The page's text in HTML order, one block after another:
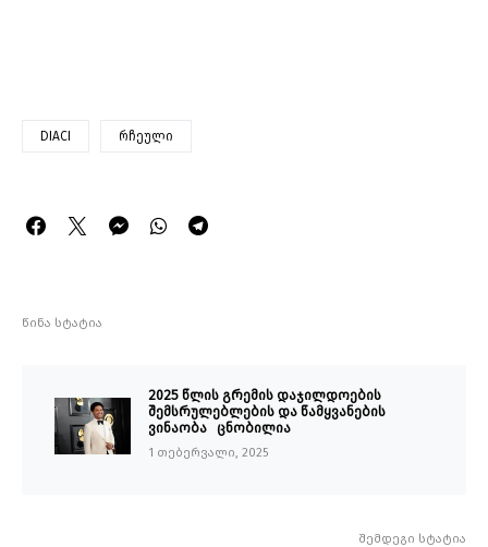
DIACI რჩეული
წინა სტატია
2025 წლის გრემის დაჯილდოების
შემსრულებლების და წამყვანების
ვინაობა ცნობილია
1 თებერვალი, 2025
შემდეგი სტატია